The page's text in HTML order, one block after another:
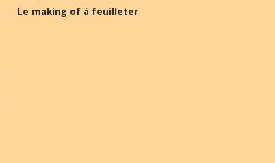
Le making of à feuilleter